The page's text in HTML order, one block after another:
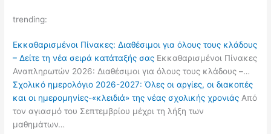
trending:
Εκκαθαρισμένοι Πίνακες: Διαθέσιμοι για όλους τους κλάδους
– Δείτε τη νέα σειρά κατάταξής σας Εκκαθαρισμένοι Πίνακες
Αναπληρωτών 2026: Διαθέσιμοι για όλους τους κλάδους –…
Σχολικό ημερολόγιο 2026-2027: Όλες οι αργίες, οι διακοπές
και οι ημερομηνίες-«κλειδιά» της νέας σχολικής χρονιάς Από
τον αγιασμό του Σεπτεμβρίου μέχρι τη λήξη των
μαθημάτων…